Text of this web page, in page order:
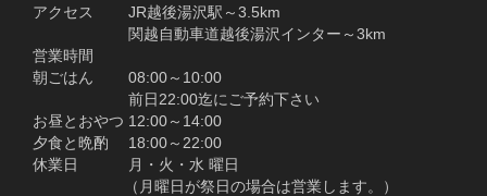
アクセス JR越後湯沢駅～3.5km
関越自動車道越後湯沢インター～3km
営業時間
朝ごはん 08:00～10:00
前日22:00迄にご予約下さい
お昼とおやつ 12:00～14:00
夕食と晩酌 18:00～22:00
休業日 月・火・水 曜日
（月曜日が祭日の場合は営業します。）